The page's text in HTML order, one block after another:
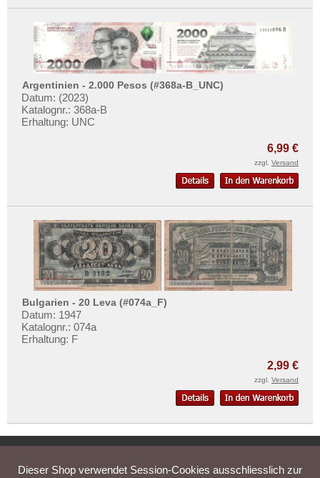
Taiwan
Thailand
Timor
Turkmenistan
Usbekistan
Vereinigte Arabische Emirate
Argentinien - 2.000 Pesos (#368a-B_UNC)
Datum: (2023)
Katalognr.: 368a-B
Erhaltung: UNC
6,99 €
zzgl. Versand
Bulgarien - 20 Leva (#074a_F)
Datum: 1947
Katalognr.: 074a
Erhaltung: F
2,99 €
zzgl. Versand
Dieser Shop verwendet Session-Cookies ausschliesslich zur